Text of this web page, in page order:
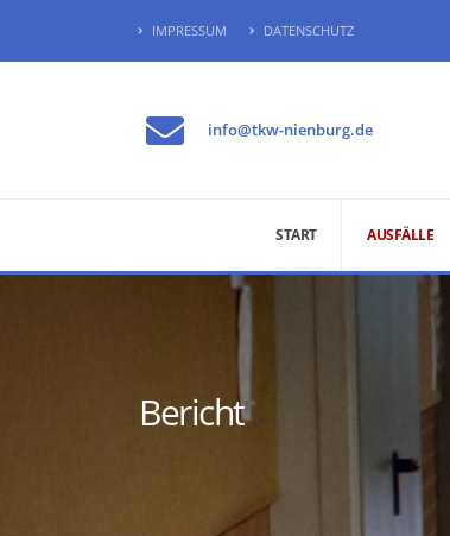
IMPRESSUM DATENSCHUTZ
info@tkw-nienburg.de
START AUSFÄLLE
Bericht